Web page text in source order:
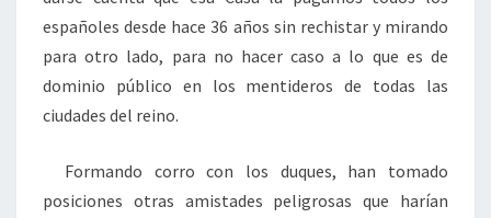
españoles desde hace 36 años sin rechistar y mirando
para otro lado, para no hacer caso a lo que es de
dominio público en los mentideros de todas las
ciudades del reino.
Formando corro con los duques, han tomado
posiciones otras amistades peligrosas que harían